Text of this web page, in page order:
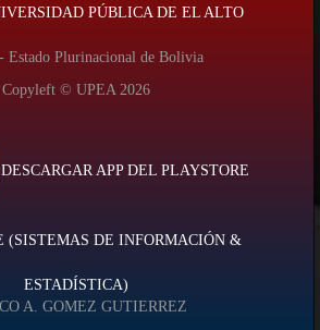
PÚBLICA DE EL ALTO
Estado Plurinacional de Bolivia
Copyleft © UPEA 2026
DESCARGAR APP DEL PLAYSTORE
(SISTEMAS DE INFORMACIÓN &
ESTADÍSTICA)
A. GOMEZ GUTIERREZ